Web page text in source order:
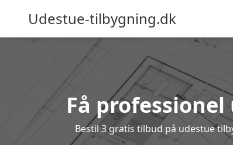
Udestue-tilbygning.dk
Få
Bestil 3 gratis tilbud på udestue